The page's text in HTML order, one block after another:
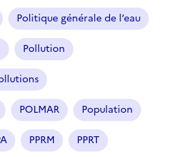
Politique générale de l’eau
Pollution
POLMAR Population
PPRM PPRT